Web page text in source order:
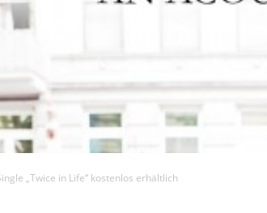
„Twice in Life“ kostenlos erhältlich